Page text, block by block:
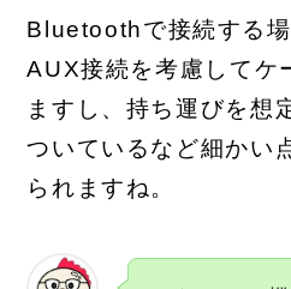
Bluetoothで接続する場
AUX接続を考慮してケ
ますし、持ち運びを想
ついているなど細かい
られますね。